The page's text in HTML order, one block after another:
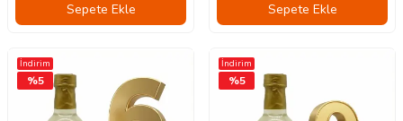
Sepete Ekle Sepete Ekle
İndirim
%5
İndirim
%5